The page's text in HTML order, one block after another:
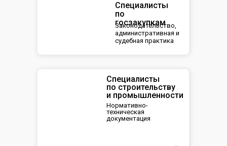
Специалисты
по
госзакупкам
Законодательство,
административная и
судебная практика
Специалисты
по строительству
и промышленности
Нормативно-
техническая
документация